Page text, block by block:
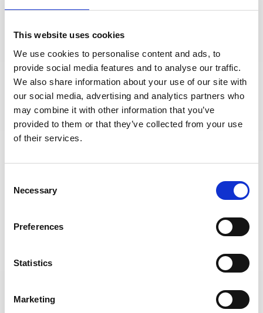
This website uses cookies
We use cookies to personalise content and ads, to
provide social media features and to analyse our traffic.
We also share information about your use of our site with
our social media, advertising and analytics partners who
may combine it with other information that you’ve
provided to them or that they’ve collected from your use
of their services.
Selection
Necessary
Preferences
Statistics
Marketing